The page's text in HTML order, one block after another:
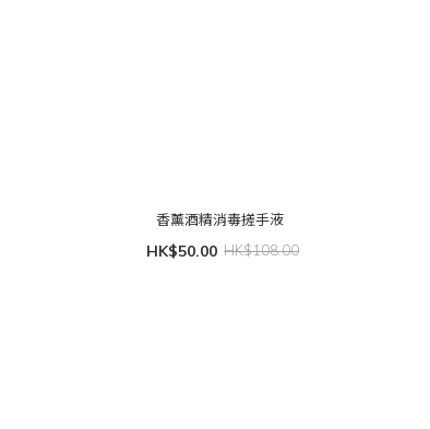
香薰酒精消毒搓手液
HK$50.00 HK$108.00